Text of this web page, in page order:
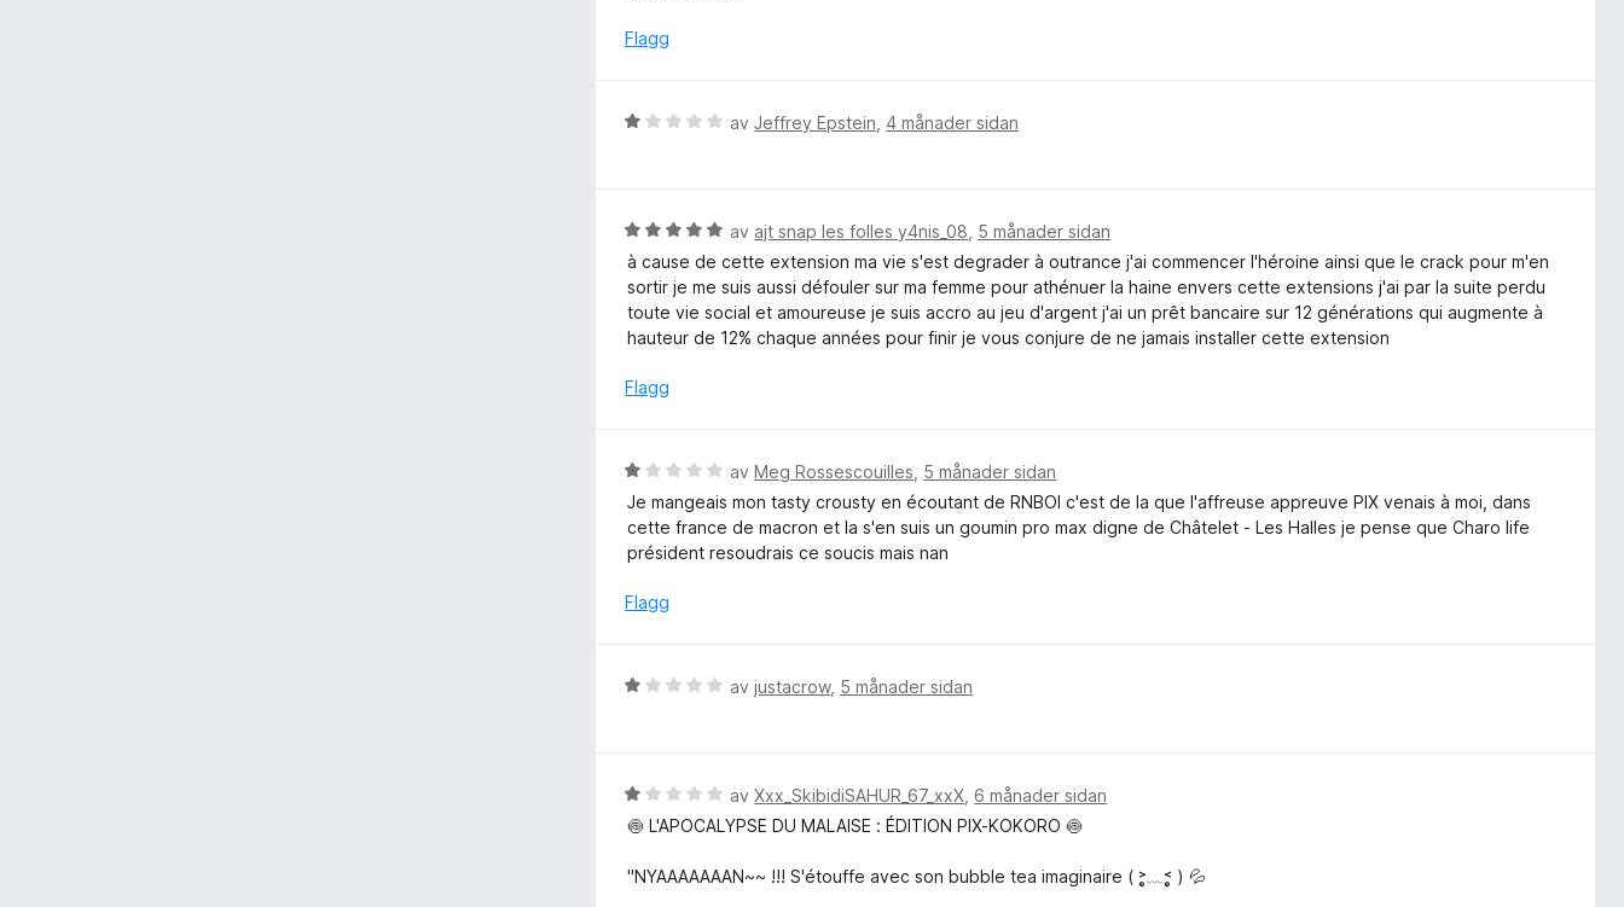
Flagg
V
e
n
g
:
a
avJeffrey Epstein ,4 månader sidan
V
u
r
d
e
i
5
a
v
5
av ajt snap les folles y4nis_08 5 månader sidan
à cause de cette extension ma vie s'est degrader à outrance j'ai commencer l'héroine ainsi que le crack pour m'en
sortir je me suis aussi défouler sur ma femme pour athénuer la haine envers cette extensions j'ai par la suite perdu
toute vie social et amoureuse je suis accro au jeu d'argent j'ai un prêt bancaire sur 12 générations qui augmente à
hauteur de 12% chaque années pour finir je vous conjure de ne jamais installer cette extension
Flagg
V
u
r
d
r
g
:
5
avMeg Rossescouilles 5 månader sidan
Je mangeais mon tasty crousty en écoutant de RNBOI c'est de la que l'affreuse appreuve PIX venais à moi, dans
cette france de macron et la s'en suis un goumin pro max digne de Châtelet - Les Halles je pense que Charo life
président resoudrais ce soucis mais nan
Flagg
V
e
g
avjustacrow, 5 månader sidan
V
u
d
avXxx_SkibidiSAHUR_67_xxX 6 månader sidan
🍥 L'APOCALYPSE DU MALAISE : ÉDITION PIX-KOKORO 🍥
"NYAAAAAAAN~~ !!! S'étouffe avec son bubble tea imaginaire ( ˃̣̣̥﹏˂̣̣̥ ) 💦